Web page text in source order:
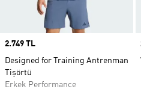
Price
2.749 TL
Designed for Training Antrenman
Tişörtü
Erkek Performance